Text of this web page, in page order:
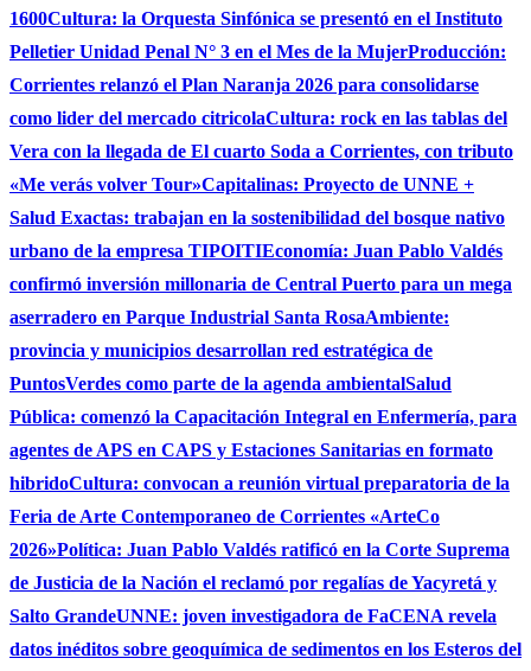
1600Cultura: la Orquesta Sinfónica se presentó en el Instituto
Pelletier Unidad Penal N° 3 en el Mes de la MujerProducción:
Corrientes relanzó el Plan Naranja 2026 para consolidarse
como lider del mercado citricolaCultura: rock en las tablas del
Vera con la llegada de El cuarto Soda a Corrientes, con tributo
«Me verás volver Tour»Capitalinas: Proyecto de UNNE +
Salud Exactas: trabajan en la sostenibilidad del bosque nativo
urbano de la empresa TIPOITIEconomía: Juan Pablo Valdés
confirmó inversión millonaria de Central Puerto para un mega
aserradero en Parque Industrial Santa RosaAmbiente:
provincia y municipios desarrollan red estratégica de
PuntosVerdes como parte de la agenda ambientalSalud
Pública: comenzó la Capacitación Integral en Enfermería, para
agentes de APS en CAPS y Estaciones Sanitarias en formato
hibridoCultura: convocan a reunión virtual preparatoria de la
Feria de Arte Contemporaneo de Corrientes «ArteCo
2026»Política: Juan Pablo Valdés ratificó en la Corte Suprema
de Justicia de la Nación el reclamó por regalías de Yacyretá y
Salto GrandeUNNE: joven investigadora de FaCENA revela
datos inéditos sobre geoquímica de sedimentos en los Esteros del